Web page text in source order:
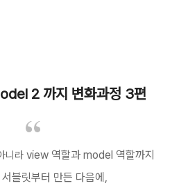
2 까지 변화과정 3편
니라 view 역할과 model 역할까지
블릿부터 만든 다음에,